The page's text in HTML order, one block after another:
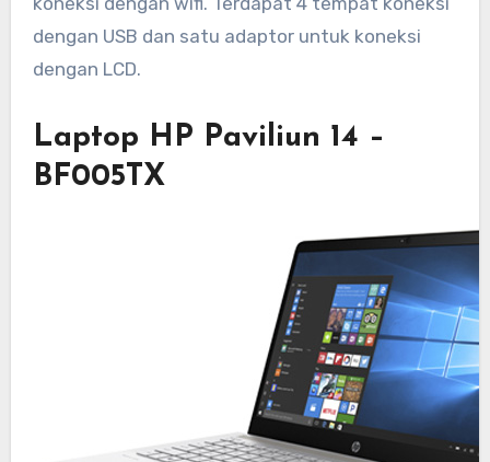
dengan USB dan satu adaptor untuk koneksi
dengan LCD.
Laptop HP Paviliun 14 –
BF005TX